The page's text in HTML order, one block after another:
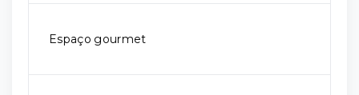
Espaço gourmet